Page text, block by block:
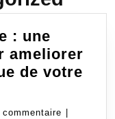
: une
ameliorer
de votre
commentaire